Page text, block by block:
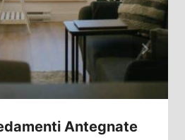
Antegnate